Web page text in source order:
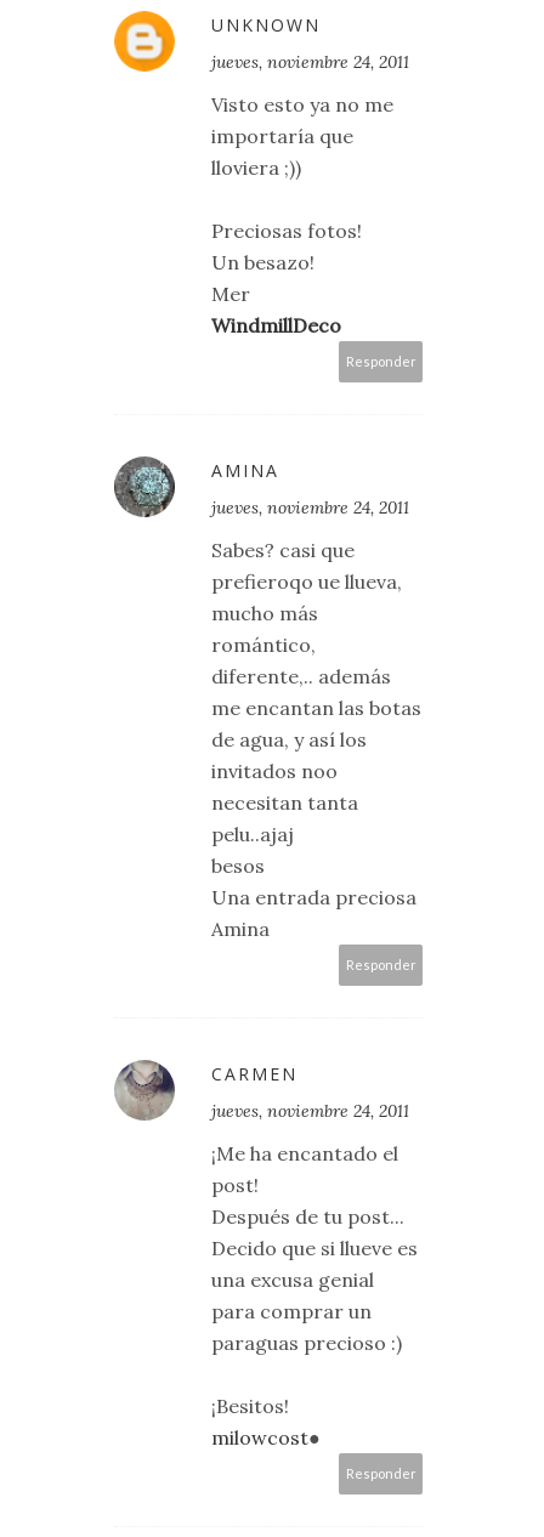
UNKNOWN
jueves, noviembre 24, 2011
Visto esto ya no me
importaría que
lloviera ;))
Preciosas fotos!
Un besazo!
Mer
WindmillDeco
Responder
AMINA
jueves, noviembre 24, 2011
Sabes? casi que
prefieroqo ue llueva,
mucho más
romántico,
diferente,.. además
me encantan las botas
de agua, y así los
invitados noo
necesitan tanta
pelu..ajaj
besos
Una entrada preciosa
Amina
Responder
CARMEN
jueves, noviembre 24, 2011
¡Me ha encantado el
post!
Después de tu post...
Decido que si llueve es
una excusa genial
para comprar un
paraguas precioso :)
¡Besitos!
milowcost●
Responder